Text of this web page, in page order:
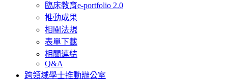
臨床教育e-portfolio 2.0
推動成果
相關法規
表單下載
相關連結
Q&A
跨領域學士推動辦公室